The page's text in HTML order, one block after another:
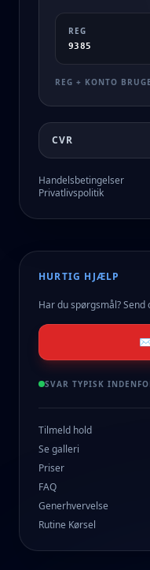
REG
9385
REG + KONTO
CVR
Handelsbetingelser
Privatlivspolitik
HURTIG HJÆLP
Har du spørgsmål?
✉️
SVAR TYPISK
Tilmeld hold
Se galleri
Priser
FAQ
Generhvervelse
Rutine Kørsel